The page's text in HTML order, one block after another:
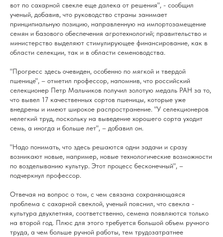
вот по сахарной свекле еще далека от решения", - сообщил
ученый, добавив, что руководство страны занимает
принципиальную позицию, направленную на импортозамещение
семян и базового обеспечения агротехнологий; правительство и
министерство выделяют стимулирующее финансирование, как в
области селекции, так и в области семеноводства.
"Прогресс здесь очевиден, особенно по мягкой и твердой
пшенице", – отметил профессор, напомнив, что российский
селекционер Петр Мальчиков получил золотую медаль РАН за то,
что вывел 17 качественных сортов пшеницы, которые уже
внедрены и имеют широкое распространение. "У селекционеров
нелегкий труд, поскольку на выведение хорошего сорта уходит
семь, а иногда и больше лет", – добавил он.
"Надо понимать, что здесь решаются одни задачи и сразу
возникают новые, например, новые технологические возможности
по возделыванию культур. Этот процесс бесконечный", –
подчеркнул профессор.
Отвечая на вопрос о том, с чем связана сохраняющаяся
проблема с сахарной свеклой, ученый пояснил, что свекла -
культура двухлетняя, соответственно, семена появляются только
на второй год. Плюс для этого требуется большой объем ручного
труда, а чем больше ручной работы, тем трудозатратнее